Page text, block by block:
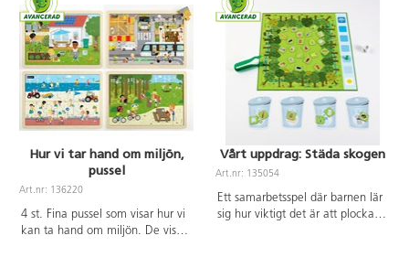
Hur vi tar hand om miljön,
pussel
Art.nr: 136220
4 st. Fina pussel som visar hur vi
kan ta hand om miljön. De visar
Vårt uppdrag: Städa skogen
Art.nr: 135054
Ett samarbetsspel där barnen lär
sig hur viktigt det är att plocka